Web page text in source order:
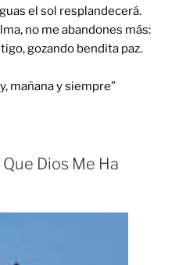
el sol resplandecerá.
no me abandones más:
gozando bendita paz.
mañana y siempre”
Dios Me Ha